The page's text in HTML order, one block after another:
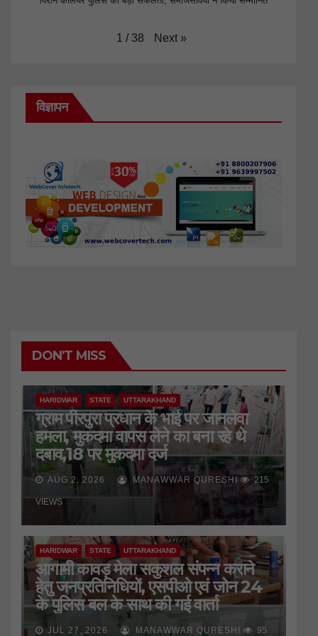
1 / 38 Next »
विज्ञापन
DON'T MISS
HARIDWAR STATE UTTARAKHAND
ग्राम पीरपुरा प्रधान के भाई पर जानलेवा
हमला, मुकदमा वापस लेने का बना रहे थे
दबाव,18 पर मुकदमा दर्ज
AUG 2, 2026 MANAWWAR QURESHI 215
VIEWS
HARIDWAR STATE UTTARAKHAND
आगामी कावड़ मेला सकुशल संपन्न कराने
हेतु जनप्रतिनिधियों, एसपीओ एवं जोन 24
के पुलिस बल के साथ की गई वार्ता
JUL 27, 2026 MANAWWAR QURESHI 95